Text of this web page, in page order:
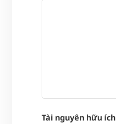
Tài nguyên hữu ích